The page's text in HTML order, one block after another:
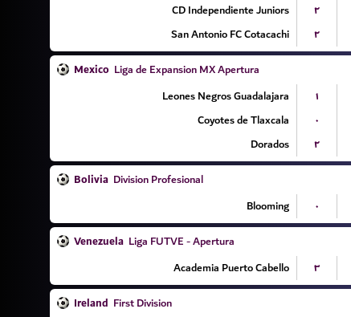
CD Independiente Juniors
۲
San Antonio FC Cotacachi
۲
Mexico Liga de Expansion MX Apertura
Leones Negros Guadalajara
۱
Coyotes de Tlaxcala
۰
Dorados
۲
Bolivia Division Profesional
Blooming
۰
Venezuela Liga FUTVE - Apertura
Academia Puerto Cabello
۳
Ireland First Division